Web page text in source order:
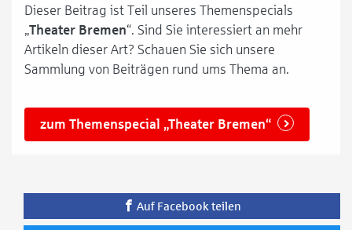
Dieser Beitrag ist Teil unseres Themenspecials
„Theater Bremen“. Sind Sie interessiert an mehr
Artikeln dieser Art? Schauen Sie sich unsere
Sammlung von Beiträgen rund ums Thema an.
zum Themenspecial „Theater Bremen“
Auf Facebook teilen